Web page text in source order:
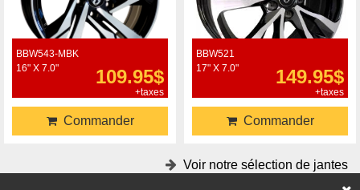
BBW543-MBK
16" X 7.0"
109.95$
+taxes
Commander
BBW521
17" X 7.0"
149.95$
+taxes
Commander
Voir notre sélection de jantes